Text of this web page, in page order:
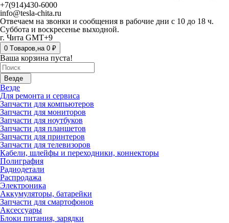
+7(914)430-6000
info@tesla-chita.ru
Отвечаем на звонки и сообщения в рабочие дни с 10 до 18 ч.
Суббота и воскресенье выходной.
г. Чита GMT+9
0 Tоваров,на 0 ₽
Ваша корзина пуста!
Везде
Везде
Для ремонта и сервиса
Запчасти для компьютеров
Запчасти для мониторов
Запчасти для ноутбуков
Запчасти для планшетов
Запчасти для принтеров
Запчасти для телевизоров
Кабели, шлейфы и переходники, коннекторы
Полиграфия
Радиодетали
Распродажа
Электроника
Аккумуляторы, батарейки
Запчасти для смартофонов
Аксессуары
Блоки питания, зарядки